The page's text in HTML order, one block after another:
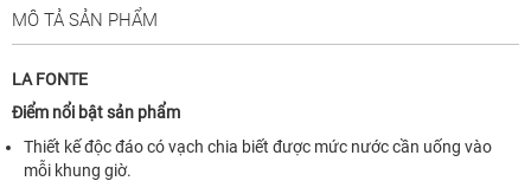
MÔ TẢ SẢN PHẨM
LA FONTE
Điểm nổi bật sản phẩm
Thiết kế độc đáo có vạch chia biết được mức nước cần uống vào
mỗi khung giờ.